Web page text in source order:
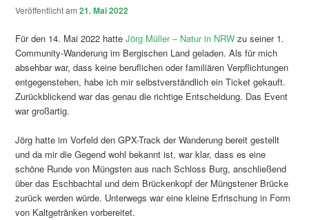
Veröffentlicht am21. Mai 2022
Für den 14. Mai 2022 hatteJörg Müller – Natur in NRW zu seiner 1.
Community-Wanderung im Bergischen Land geladen. Als für mich
absehbar war, dass keine beruflichen oder familiären Verpflichtungen
entgegenstehen, habe ich mir selbstverständlich ein Ticket gekauft.
Zurückblickend war das genau die richtige Entscheidung. Das Event
war großartig.
Jörg hatte im Vorfeld den GPX-Track der Wanderung bereit gestellt
und da mir die Gegend wohl bekannt ist, war klar, dass es eine
schöne Runde von Müngsten aus nach Schloss Burg, anschließend
über das Eschbachtal und dem Brückenkopf der Müngstener Brücke
zurück werden würde. Unterwegs war eine kleine Erfrischung in Form
von Kaltgetränken vorbereitet.